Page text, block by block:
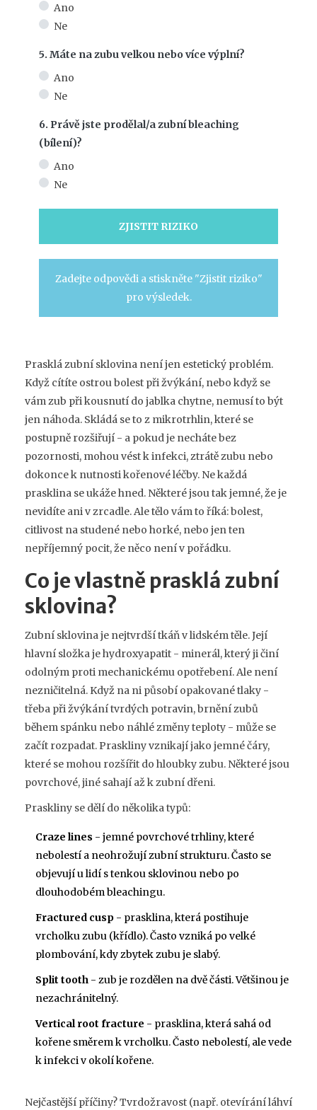
Ano
Ne
5. Máte na zubu velkou nebo více výplní?
Ano
Ne
6. Právě jste prodělal/a zubní bleaching
(bílení)?
Ano
Ne
ZJISTIT RIZIKO
Zadejte odpovědi a stiskněte "Zjistit riziko"
pro výsledek.
Prasklá zubní sklovina není jen estetický problém.
Když cítíte ostrou bolest při žvýkání, nebo když se
vám zub při kousnutí do jablka chytne, nemusí to být
jen náhoda. Skládá se to z mikrotrhlin, které se
postupně rozšiřují - a pokud je necháte bez
pozornosti, mohou vést k infekci, ztrátě zubu nebo
dokonce k nutnosti kořenové léčby. Ne každá
prasklina se ukáže hned. Některé jsou tak jemné, že je
nevidíte ani v zrcadle. Ale tělo vám to říká: bolest,
citlivost na studené nebo horké, nebo jen ten
nepříjemný pocit, že něco není v pořádku.
Co je vlastně prasklá zubní
sklovina?
Zubní sklovina je nejtvrdší tkáň v lidském těle. Její
hlavní složka je hydroxyapatit - minerál, který ji činí
odolným proti mechanickému opotřebení. Ale není
nezničitelná. Když na ni působí opakované tlaky -
třeba při žvýkání tvrdých potravin, brnění zubů
během spánku nebo náhlé změny teploty - může se
začít rozpadat. Praskliny vznikají jako jemné čáry,
které se mohou rozšířit do hloubky zubu. Některé jsou
povrchové, jiné sahají až k zubní dřeni.
Praskliny se dělí do několika typů:
Craze lines - jemné povrchové trhliny, které
nebolestí a neohrožují zubní strukturu. Často se
objevují u lidí s tenkou sklovinou nebo po
dlouhodobém bleachingu.
Fractured cusp - prasklina, která postihuje
vrcholku zubu (křídlo). Často vzniká po velké
plombování, kdy zbytek zubu je slabý.
Split tooth - zub je rozdělen na dvě části. Většinou je
nezachránitelný.
Vertical root fracture - prasklina, která sahá od
kořene směrem k vrcholku. Často nebolestí, ale vede
k infekci v okolí kořene.
Nejčastější příčiny? Tvrdožravost (např. otevírání láhví